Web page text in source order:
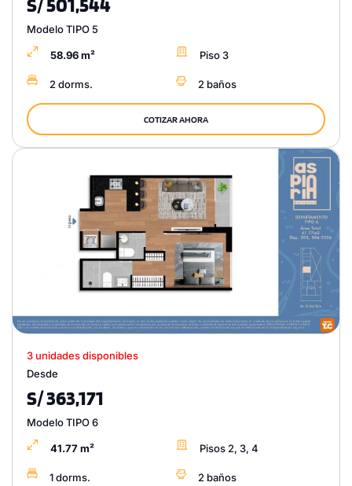
Modelo TIPO 5
58.96 m² Piso 3
2 dorms. 2 baños
COTIZAR AHORA
3 unidades disponibles
Desde
S/ 363,171
Modelo TIPO 6
41.77 m² Pisos 2, 3, 4
1 dorms. 2 baños